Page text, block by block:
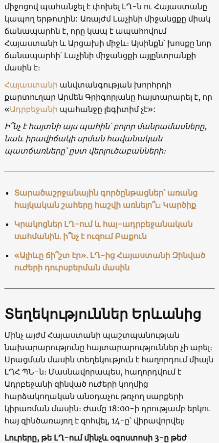
միջոցով պահանջել է փոխել ԼՂ-ն ու Հայաստանը
կապող երթուղին: Առայժմ Լաչինի միջանցքը միակ
ճանապարհն է, որը կապ է ապահովում
Հայաստանի և Արցախի միջև։ Այսինքն՝ խոսքը նոր
ճանապարհի՝ Լաչինի միջանցքի այլընտրանքի
մասին է։
Հայաստանի անվտանգության խորհրդի
քարտուղար Արմեն Գրիգորյանը հայտարարել է, որ
«Ադրբեջանի պահանջը լեգիտիմ չէ»:
Ի՞նչ է հայտնի այս պահին՝ բոլոր մանրամասները,
նաև իրավիճակի սրման հավանական
պատճառները՝ ըստ վերլուծաբանների։
Տարածաշրջանային գործընթացներ՝ առանց
հայկական շահերը հաշվի առնելո՞ւ։ Կարծիք
Կրակոցներ ԼՂ-ում և հայ-ադրբեջանական
սահմանին. ի՞նչ է ուզում Բաքուն
«Ալիևը ճի՞շտ էր». ԼՂ-ից Հայաստանի Զինված
ուժերի դուրսբերման մասին
Տեղեկություններ Երևանից
Մինչ այժմ Հայաստանի պաշտպանության
նախարարությունը հայտարարություններ չի արել։
Սրացման մասին տեղեկություն է հաղորդում միայն
ԼՂՀ ՊՆ-ն։ Մասնավորապես, հաղորդվում է
Ադրբեջանի զինված ուժերի կողմից
հարձակողական անօդաչու թռչող սարքերի
կիրառման մասին։ Ժամը 18:00-ի դրությամբ երկու
հայ զինծառայող է զոհվել, 14-ը՝ վիրավորվել։
Լուրերը, թե ԼՂ-ում մինչև օգոստոսի 3-ը թեժ